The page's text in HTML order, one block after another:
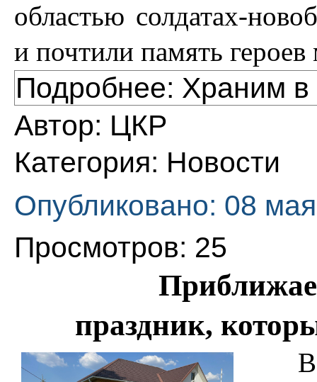
областью солдатах-
и почтили память
Подробнее: Храним
Автор: ЦКР
Категория: Новости
Опубликовано: 08
Просмотров: 25
праздник,
В